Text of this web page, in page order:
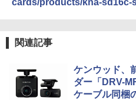
関連記事
ケンウッド、
ダー「DRV-
ケーブル同梱